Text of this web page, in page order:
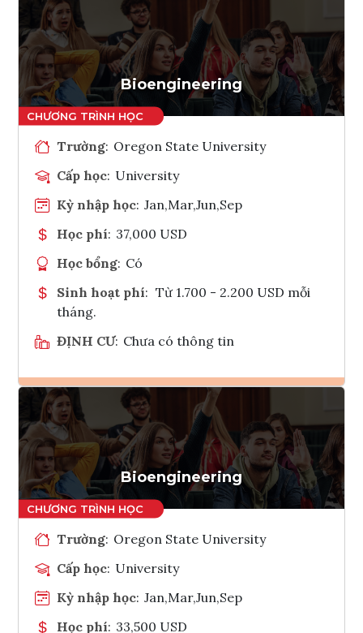
Ghi danh
Tham vấn Interlink
Bioengineering
Trường: Oregon State University
Cấp học: University
Kỳ nhập học: Jan,Mar,Jun,Sep
Học phí: 37,000 USD
Học bổng: Có
Sinh hoạt phí: Từ 1.700 - 2.200 USD mỗi
tháng.
ĐỊNH CƯ: Chưa có thông tin
Ghi danh
Tham vấn Interlink
Bioengineering
Trường: Oregon State University
Cấp học: University
Kỳ nhập học: Jan,Mar,Jun,Sep
Học phí: 33,500 USD